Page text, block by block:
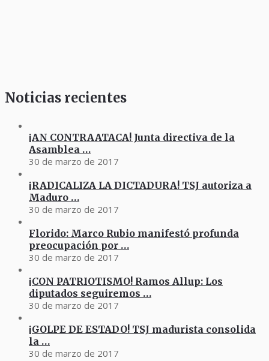
Noticias recientes
¡AN CONTRAATACA! Junta directiva de la
Asamblea …
30 de marzo de 2017
¡RADICALIZA LA DICTADURA! TSJ autoriza a
Maduro …
30 de marzo de 2017
Florido: Marco Rubio manifestó profunda
preocupación por …
30 de marzo de 2017
¡CON PATRIOTISMO! Ramos Allup: Los
diputados seguiremos …
30 de marzo de 2017
¡GOLPE DE ESTADO! TSJ madurista consolida
la …
30 de marzo de 2017